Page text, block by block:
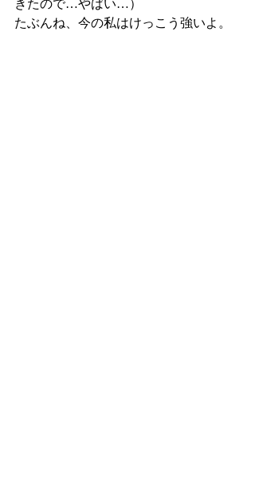
きたので…やばい…）
たぶんね、今の私はけっこう強いよ。